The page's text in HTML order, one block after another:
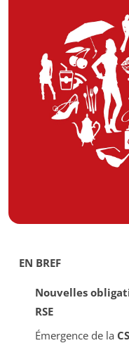
EN BREF
Nouvelles
RSE
Émergence de la